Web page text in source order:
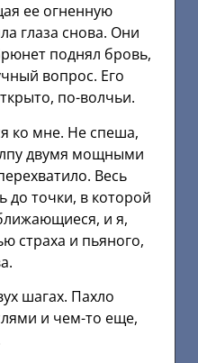
ее огненную
глаза снова. Они
поднял бровь,
вопрос. Его
по-волчьи.
ко мне. Не спеша,
двумя мощными
Весь
до точки, в которой
и я,
страха и пьяного,
шагах. Пахло
и чем-то еще,